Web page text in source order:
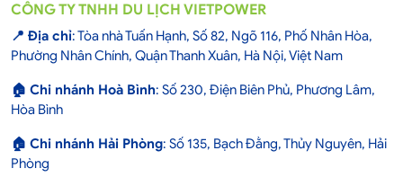
CÔNG TY TNHH DU LỊCH VIETPOWER
📍 Địa chỉ: Tòa nhà Tuấn Hạnh, Số 82, Ngõ 116, Phố Nhân Hòa,
Phường Nhân Chính, Quận Thanh Xuân, Hà Nội, Việt Nam
🏠 Chi nhánh Hoà Bình: Số 230, Điện Biên Phủ, Phương Lâm,
Hòa Bình
🏠 Chi nhánh Hải Phòng: Số 135, Bạch Đằng, Thủy Nguyên, Hải
Phòng